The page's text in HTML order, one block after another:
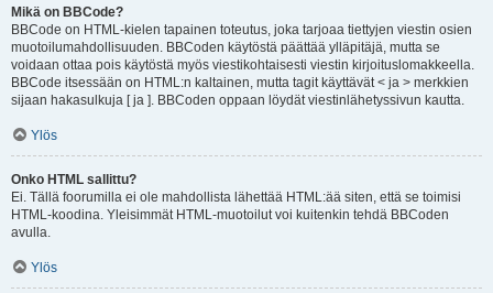
Mikä on BBCode?
BBCode on HTML-kielen tapainen toteutus, joka tarjoaa tiettyjen viestin osien
muotoilumahdollisuuden. BBCoden käytöstä päättää ylläpitäjä, mutta se
voidaan ottaa pois käytöstä myös viestikohtaisesti viestin kirjoituslomakkeella.
BBCode itsessään on HTML:n kaltainen, mutta tagit käyttävät < ja > merkkien
sijaan hakasulkuja [ ja ]. BBCoden oppaan löydät viestinlähetyssivun kautta.
Ylös
Onko HTML sallittu?
Ei. Tällä foorumilla ei ole mahdollista lähettää HTML:ää siten, että se toimisi
HTML-koodina. Yleisimmät HTML-muotoilut voi kuitenkin tehdä BBCoden
avulla.
Ylös